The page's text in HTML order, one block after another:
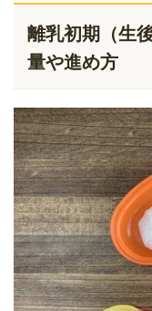
離乳初期（生
量や進め方